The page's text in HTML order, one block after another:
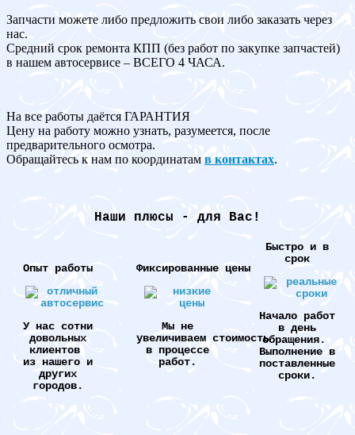
Запчасти можете либо предложить свои либо заказать через
нас.
Средний срок ремонта КПП (без работ по закупке запчастей)
в нашем автосервисе – ВСЕГО 4 ЧАСА.
На все работы даётся ГАРАНТИЯ
Цену на работу можно узнать, разумеется, после
предварительного осмотра.
Обращайтесь к нам по координатам в контактах.
Наши плюсы - для Вас!
Опыт работы
У нас сотни
довольных
клиентов
из нашего и
других
городов.
Фиксированные цены
Мы не
увеличиваем стоимость
в процессе
работ.
Быстро и в
срок
Начало работ
в день
обращения.
Выполнение в
поставленные
сроки.